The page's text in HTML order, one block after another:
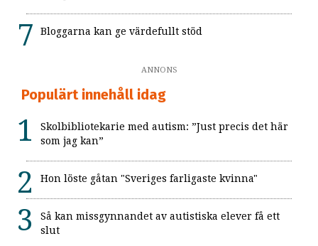
Bloggarna kan ge värdefullt stöd
ANNONS
Populärt innehåll idag
Skolbibliotekarie med autism: ”Just precis det här
som jag kan”
Hon löste gåtan "Sveriges farligaste kvinna"
Så kan missgynnandet av autistiska elever få ett
slut